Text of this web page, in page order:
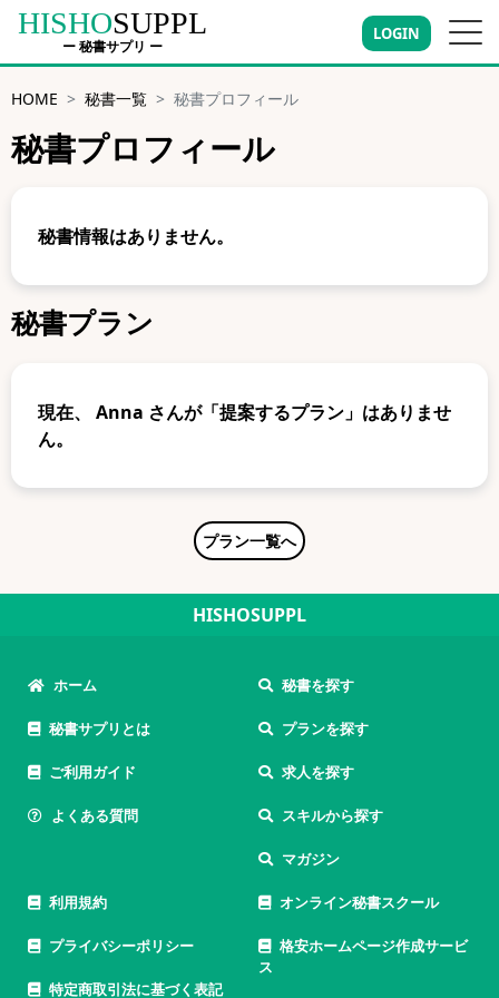
HISHOSUPPL
ー 秘書サプリ ー
LOGIN
HOME 秘書一覧 秘書プロフィール
秘書プロフィール
秘書情報はありません。
秘書プラン
現在、 Anna さんが「提案するプラン」はありませ
ん。
プラン一覧へ
HISHOSUPPL
ホーム
秘書サプリとは
ご利用ガイド
よくある質問
秘書を探す
プランを探す
求人を探す
スキルから探す
マガジン
利用規約
プライバシーポリシー
特定商取引法に基づく表記
オンライン秘書スクール
格安ホームページ作成サービ
ス